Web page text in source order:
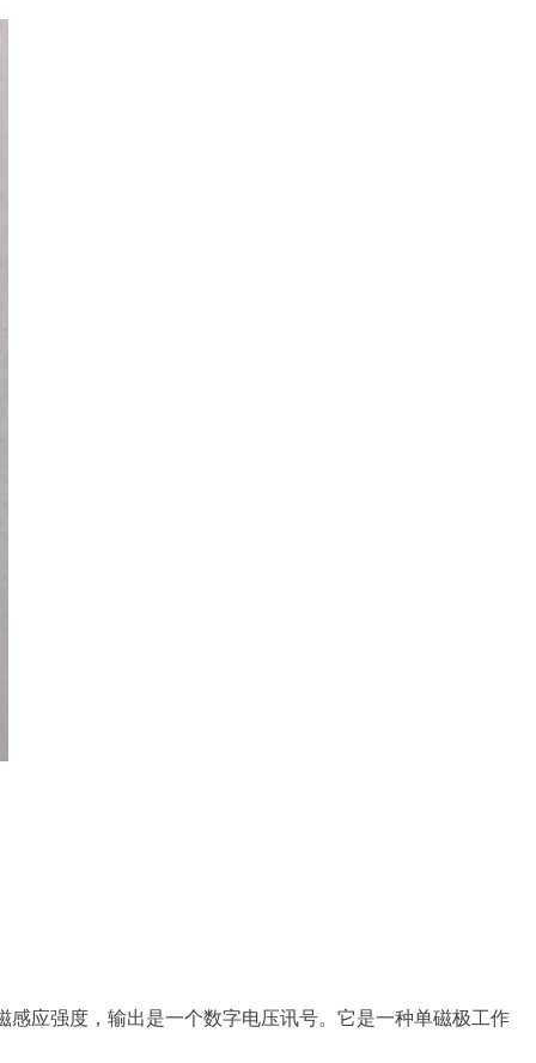
应强度，输出是一个数字电压讯号。它是一种单磁极工作